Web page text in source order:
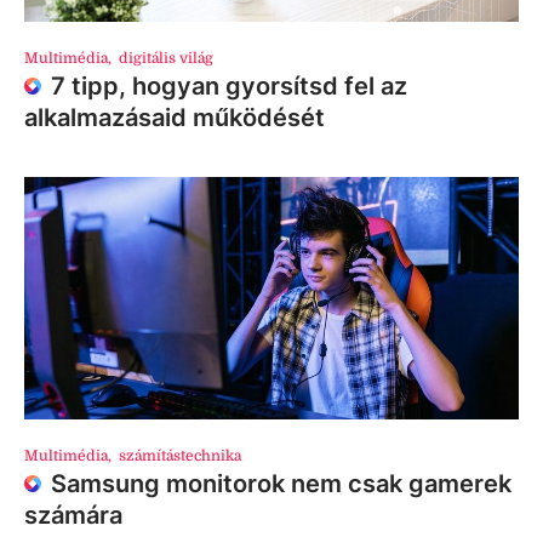
Multimédia, digitális világ
7 tipp, hogyan gyorsítsd fel az
alkalmazásaid működését
Multimédia, számítástechnika
Samsung monitorok nem csak gamerek
számára